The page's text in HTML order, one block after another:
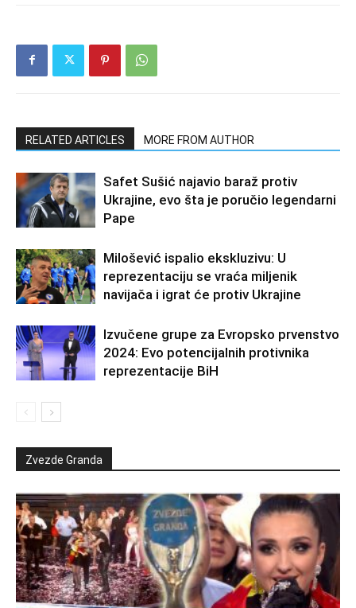
RELATED ARTICLES MORE FROM AUTHOR
Safet Sušić najavio baraž protiv
Ukrajine, evo šta je poručio legendarni
Pape
Milošević ispalio ekskluzivu: U
reprezentaciju se vraća miljenik
navijača i igrat će protiv Ukrajine
Izvučene grupe za Evropsko prvenstvo
2024: Evo potencijalnih protivnika
reprezentacije BiH
Zvezde Granda